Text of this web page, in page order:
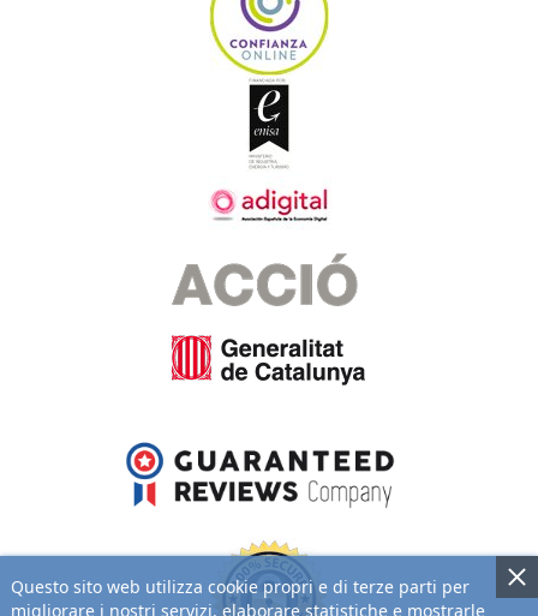
Questo sito web utilizza cookie propri e di terze parti per
migliorare i nostri servizi, elaborare statistiche e mostrarle